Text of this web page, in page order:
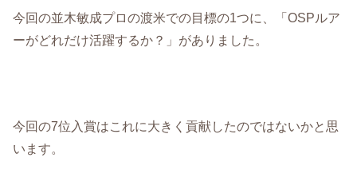
今回の並木敏成プロの渡米での目標の1つに、「OSPルア
ーがどれだけ活躍するか？」がありました。
今回の7位入賞はこれに大きく貢献したのではないかと思
います。